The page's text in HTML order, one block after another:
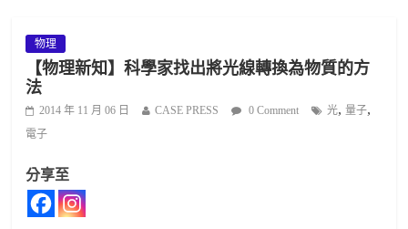
物理
【物理新知】科學家找出將光線轉換為物質的方
法
2014 年 11 月 06 日 CASE PRESS 0 Comment 光,量子,
電子
分享至